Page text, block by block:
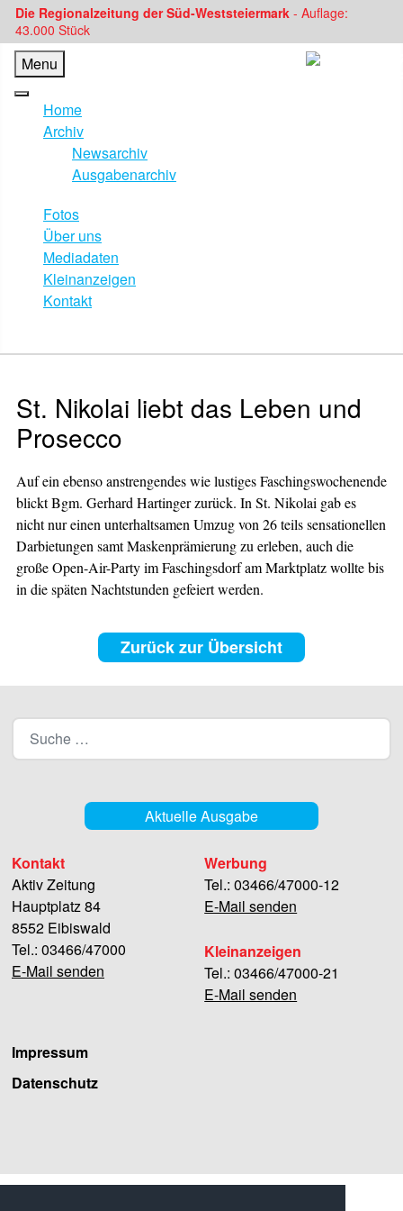
Die Regionalzeitung der Süd-Weststeiermark - Auflage:
43.000 Stück
Menu
Home
Archiv
Newsarchiv
Ausgabenarchiv
Fotos
Über uns
Mediadaten
Kleinanzeigen
Kontakt
St. Nikolai liebt das Leben und
Prosecco
Auf ein ebenso anstrengendes wie lustiges Faschingswochenende
blickt Bgm. Gerhard Hartinger zurück. In St. Nikolai gab es
nicht nur einen unterhaltsamen Umzug von 26 teils sensationellen
Darbietungen samt Maskenprämierung zu erleben, auch die
große Open-Air-Party im Faschingsdorf am Marktplatz wollte bis
in die späten Nachtstunden gefeiert werden.
Zurück zur Übersicht
Aktuelle Ausgabe
Kontakt
Aktiv Zeitung
Hauptplatz 84
8552 Eibiswald
Tel.: 03466/47000
E-Mail senden
Werbung
Tel.: 03466/47000-12
E-Mail senden
Kleinanzeigen
Tel.: 03466/47000-21
E-Mail senden
Impressum
Datenschutz